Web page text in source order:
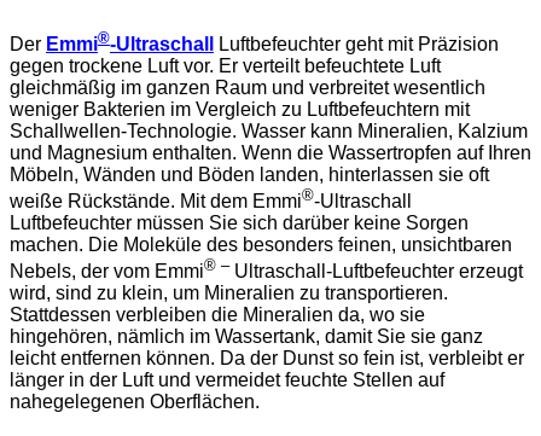
Der Emmi®-Ultraschall
Luftbefeuchter geht mit Präzision
gegen trockene Luft vor. Er verteilt befeuchtete Luft
gleichmäßig im ganzen Raum und verbreitet wesentlich
weniger Bakterien im Vergleich zu Luftbefeuchtern mit
Schallwellen-Technologie. Wasser kann Mineralien, Kalzium
und Magnesium enthalten. Wenn die Wassertropfen auf Ihren
Möbeln, Wänden und Böden landen, hinterlassen sie oft
weiße Rückstände. Mit dem Emmi®-Ultraschall
Luftbefeuchter müssen Sie sich darüber keine Sorgen
machen. Die Moleküle des besonders feinen, unsichtbaren
Nebels, der vom Emmi® – Ultraschall-Luftbefeuchter erzeugt
wird, sind zu klein, um Mineralien zu transportieren.
Stattdessen verbleiben die Mineralien da, wo sie
hingehören, nämlich im Wassertank, damit Sie sie ganz
leicht entfernen können. Da der Dunst so fein ist, verbleibt er
länger in der Luft und vermeidet feuchte Stellen auf
nahegelegenen Oberflächen.